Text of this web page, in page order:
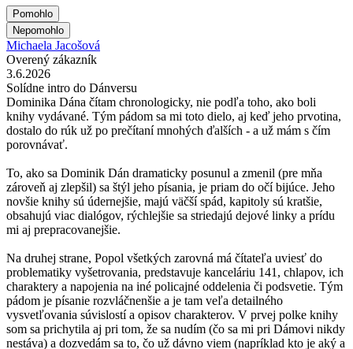
Pomohlo
Nepomohlo
Michaela Jacošová
Overený zákazník
3.6.2026
Solídne intro do Dánversu
Dominika Dána čítam chronologicky, nie podľa toho, ako boli
knihy vydávané. Tým pádom sa mi toto dielo, aj keď jeho prvotina,
dostalo do rúk už po prečítaní mnohých ďalších - a už mám s čím
porovnávať.
To, ako sa Dominik Dán dramaticky posunul a zmenil (pre mňa
zároveň aj zlepšil) sa štýl jeho písania, je priam do očí bijúce. Jeho
novšie knihy sú údernejšie, majú väčší spád, kapitoly sú kratšie,
obsahujú viac dialógov, rýchlejšie sa striedajú dejové linky a prídu
mi aj prepracovanejšie.
Na druhej strane, Popol všetkých zarovná má čítateľa uviesť do
problematiky vyšetrovania, predstavuje kanceláriu 141, chlapov, ich
charaktery a napojenia na iné policajné oddelenia či podsvetie. Tým
pádom je písanie rozvláčnenšie a je tam veľa detailného
vysvetľovania súvislostí a opisov charakterov. V prvej polke knihy
som sa prichytila aj pri tom, že sa nudím (čo sa mi pri Dámovi nikdy
nestáva) a dozvedám sa to, čo už dávno viem (napríklad kto je aký a